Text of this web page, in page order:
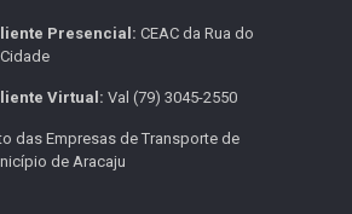
Presencial: CEAC da Rua do
Virtual: Val (79) 3045-2550
das Empresas de Transporte de
de Aracaju